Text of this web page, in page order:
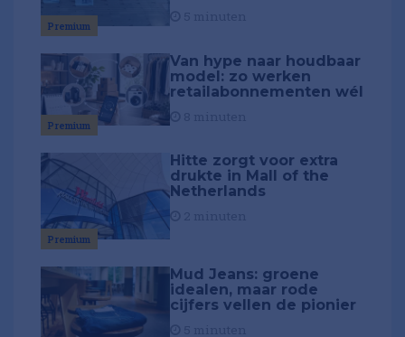
Premium
Premium
Van hype naar houdbaar
model: zo werken
retailabonnementen wél
Premium
Hitte zorgt voor extra
drukte in Mall of the
Netherlands
Mud Jeans: groene
idealen, maar rode
cijfers vellen de pionier